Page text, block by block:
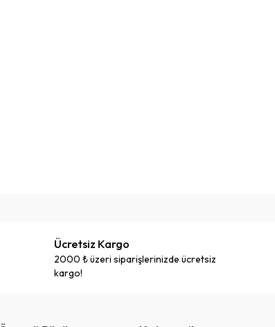
Ücretsiz Kargo
2000 ₺ üzeri siparişlerinizde ücretsiz
kargo!